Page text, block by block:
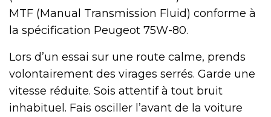
MTF (Manual Transmission Fluid) conforme à
la spécification Peugeot 75W-80.
Lors d’un essai sur une route calme, prends
volontairement des virages serrés. Garde une
vitesse réduite. Sois attentif à tout bruit
inhabituel. Fais osciller l’avant de la voiture